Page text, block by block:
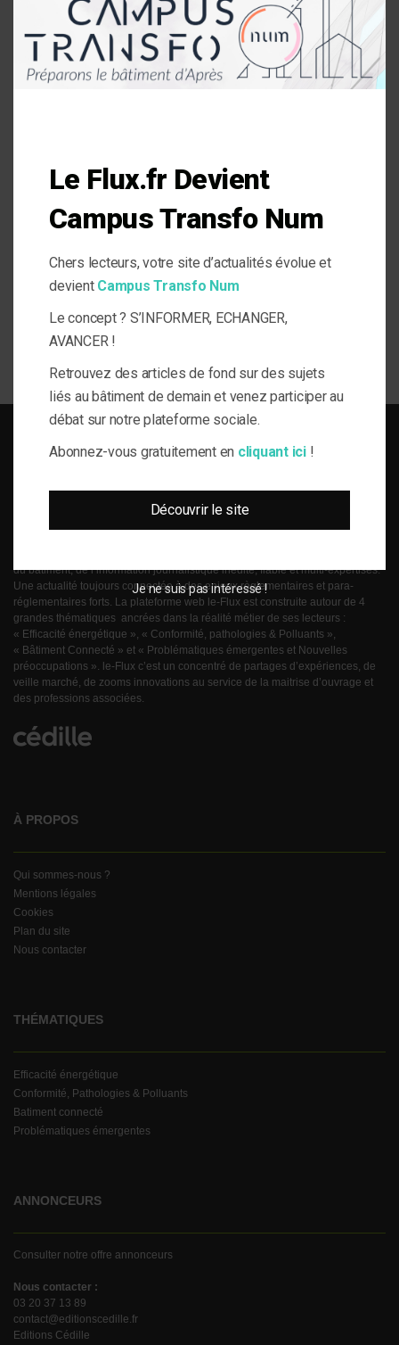
comprendre et anticiper toutes les(R)évolutions « RH ». C’est le
rendez-vous de l’année pour prendre une longueur d’avance et
entreprises et les professionnels dans la gestion du capital
EXPOSANTS
En savoir plus
SOLUTIONS DU BÂTI POUR LA MAÎTRISE D'OUVRAGE RESPONSABLE
du bâtiment, de l’information journalistique inédite, fiable et multi-expertises.
Une actualité toujours connectée à des enjeux règlementaires et para-
réglementaires forts. La plateforme web le-Flux est construite autour de 4
grandes thématiques ancrées dans la réalité métier de ses lecteurs :
« Efficacité énergétique », « Conformité, pathologies & Polluants »,
« Bâtiment Connecté » et « Problématiques émergentes et Nouvelles
préoccupations ». le-Flux c’est un concentré de partages d’expériences, de
veille marché, de zooms innovations au service de la maitrise d’ouvrage et
des professions associées.
À PROPOS
Qui sommes-nous ?
Mentions légales
Cookies
Plan du site
Nous contacter
THÉMATIQUES
Efficacité énergétique
Conformité, Pathologies & Polluants
Batiment connecté
Problématiques émergentes
ANNONCEURS
Consulter notre offre annonceurs
Nous contacter :
03 20 37 13 89
contact@editionscedille.fr
Editions Cédille
Le Flux.fr Devient
Campus Transfo Num
Chers lecteurs, votre site d’actualités évolue et
devient Campus Transfo Num
Le concept ? S’INFORMER, ECHANGER,
AVANCER !
Retrouvez des articles de fond sur des sujets
liés au bâtiment de demain et venez participer au
débat sur notre plateforme sociale.
Abonnez-vous gratuitement en cliquant ici!
Découvrir le site
Je ne suis pas intéressé !